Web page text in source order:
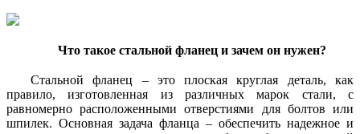
Что такое стальной фланец и зачем он нужен?
Стальной фланец – это плоская круглая деталь, как
правило, изготовленная из различных марок стали, с
равномерно расположенными отверстиями для болтов или
шпилек. Основная задача фланца – обеспечить надежное и